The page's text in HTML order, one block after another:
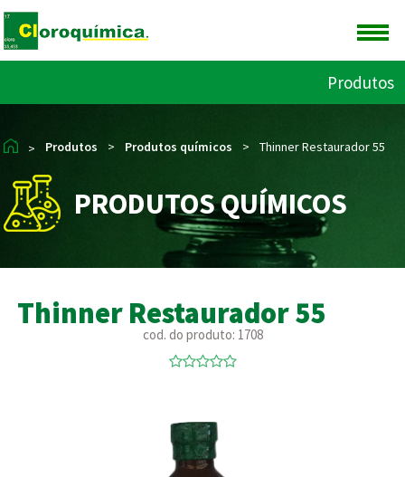
Produtos
> Produtos > Produtos químicos > Thinner Restaurador 55
PRODUTOS QUÍMICOS
Thinner Restaurador 55
cod. do produto: 1708